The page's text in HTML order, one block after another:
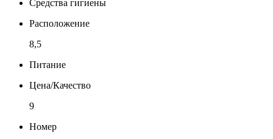
Средства гигиены
Расположение
8,5
Питание
Цена/Качество
9
Номер